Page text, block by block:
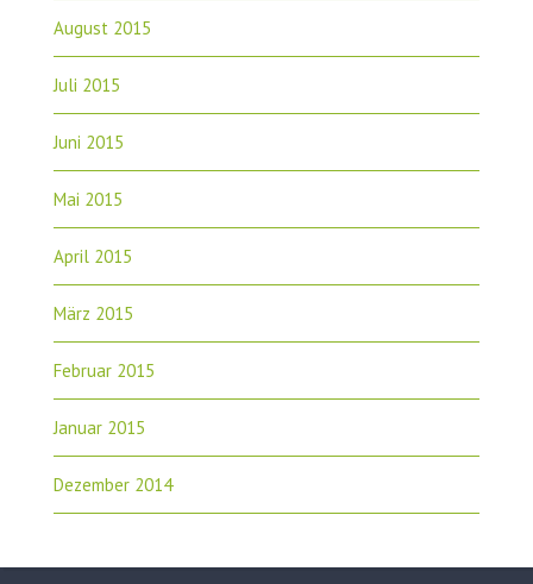
August 2015
Juli 2015
Juni 2015
Mai 2015
April 2015
März 2015
Februar 2015
Januar 2015
Dezember 2014